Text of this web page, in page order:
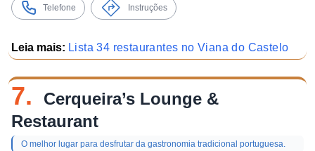
Telefone Instruções
Leia mais: Lista 34 restaurantes no Viana do Castelo
7.
Cerqueira’s Lounge &
Restaurant
O melhor lugar para desfrutar da gastronomia tradicional portuguesa.